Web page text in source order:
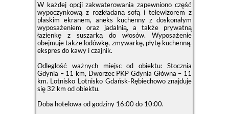
W każdej opcji zakwaterowania zapewniono część
wypoczynkową z rozkładaną sofą i telewizorem z
płaskim ekranem, aneks kuchenny z doskonałym
wyposażeniem oraz jadalnią, a także prywatną
łazienkę z suszarką do włosów. Wyposażenie
obejmuje także lodówkę, zmywarkę, płytę kuchenną,
ekspres do kawy i czajnik.
Odległość ważnych miejsc od obiektu: Stocznia
Gdynia – 11 km, Dworzec PKP Gdynia Główna – 11
km. Lotnisko Lotnisko Gdańsk-Rębiechowo znajduje
się 32 km od obiektu.
Doba hotelowa od godziny 16:00do 10:00.